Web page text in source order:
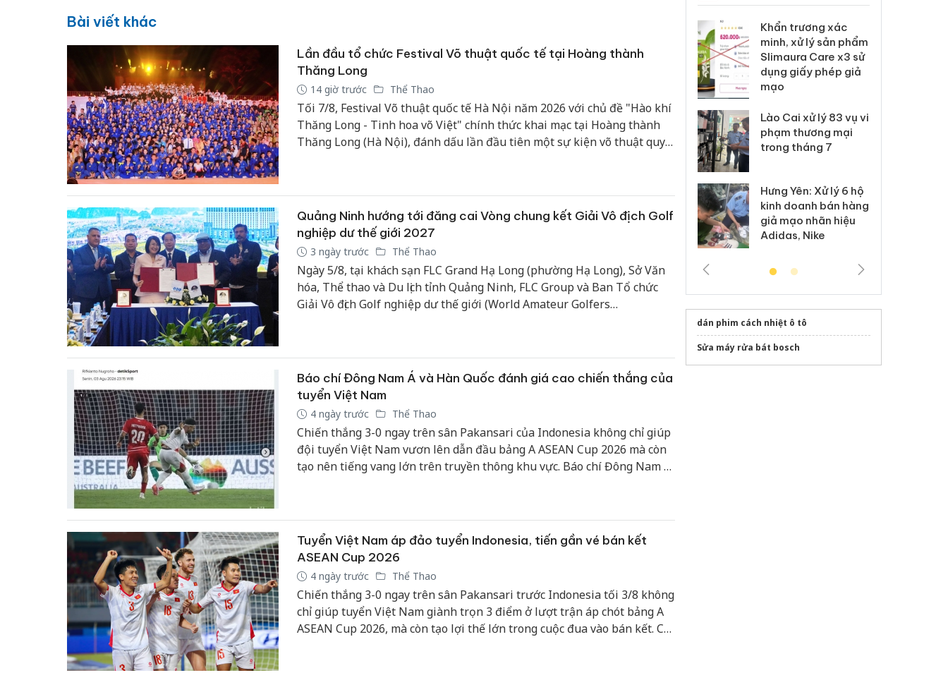
Bài viết khác
Lần đầu tổ chức Festival Võ thuật quốc tế tại Hoàng thành
Thăng Long
14 giờ trước Thể Thao
Tối 7/8, Festival Võ thuật quốc tế Hà Nội năm 2026 với chủ đề "Hào khí
Thăng Long - Tinh hoa võ Việt" chính thức khai mạc tại Hoàng thành
Thăng Long (Hà Nội), đánh dấu lần đầu tiên một sự kiện võ thuật quy
Quảng Ninh hướng tới đăng cai Vòng chung kết Giải Vô địch Golf
nghiệp dư thế giới 2027
3 ngày trước Thể Thao
Ngày 5/8, tại khách sạn FLC Grand Hạ Long (phường Hạ Long), Sở Văn
hóa, Thể thao và Du lịch tỉnh Quảng Ninh, FLC Group và Ban Tổ chức
Giải Vô địch Golf nghiệp dư thế giới (World Amateur Golfers
Final năm 2027 tại Quảng Ninh.
Báo chí Đông Nam Á và Hàn Quốc đánh giá cao chiến thắng của
tuyển Việt Nam
4 ngày trước Thể Thao
Chiến thắng 3-0 ngay trên sân Pakansari của Indonesia không chỉ giúp
đội tuyển Việt Nam vươn lên dẫn đầu bảng A ASEAN Cup 2026 mà còn
tạo nên tiếng vang lớn trên truyền thông khu vực. Báo chí Đông Nam Á,
vô địch.
Tuyển Việt Nam áp đảo tuyển Indonesia, tiến gần vé bán kết
ASEAN Cup 2026
4 ngày trước Thể Thao
Chiến thắng 3-0 ngay trên sân Pakansari trước Indonesia tối 3/8 không
chỉ giúp tuyển Việt Nam giành trọn 3 điểm ở lượt trận áp chót bảng A
ASEAN Cup 2026, mà còn tạo lợi thế lớn trong cuộc đua vào bán kết. Các
sản phẩm nhập lậu,
Công an Thanh Hóa
tìm bị hại trong vụ
án sản xuất, buôn
Thanh Hóa: Tìm bị
hại trong vụ án buôn
bán bình sữa
Khẩn trương xác
minh, xử lý sản phẩm
Slimaura Care x3 sử
dụng giấy phép giả
mạo
Lào Cai xử lý 83 vụ vi
phạm thương mại
trong tháng 7
Hưng Yên: Xử lý 6 hộ
kinh doanh bán hàng
giả mạo nhãn hiệu
Adidas, Nike
dán phim cách nhiệt ô tô
Sửa máy rửa bát bosch